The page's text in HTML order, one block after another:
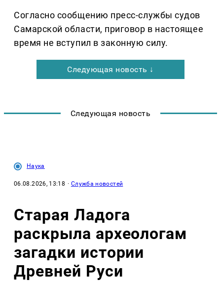
Согласно сообщению пресс-службы судов
Самарской области, приговор в настоящее
время не вступил в законную силу.
Следующая новость ↓
Следующая новость
Наука
06.08.2026, 13:18 · Служба новостей
Старая Ладога
раскрыла археологам
загадки истории
Древней Руси